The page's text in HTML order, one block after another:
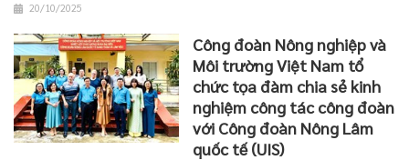
20/10/2025
Công đoàn Nông nghiệp và
Môi trường Việt Nam tổ
chức tọa đàm chia sẻ kinh
nghiệm công tác công đoàn
với Công đoàn Nông Lâm
quốc tế (UIS)